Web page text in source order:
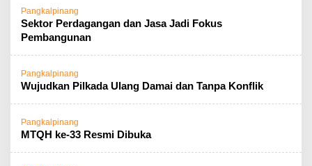
Pangkalpinang
Sektor Perdagangan dan Jasa Jadi Fokus
Pembangunan
Pangkalpinang
Wujudkan Pilkada Ulang Damai dan Tanpa Konflik
Pangkalpinang
MTQH ke-33 Resmi Dibuka